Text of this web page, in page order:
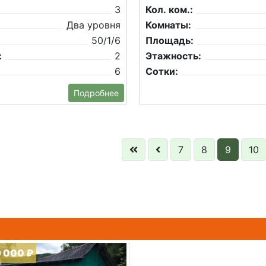
3
Два уровня
50/1/6
2
6
Подробнее
Кол. ком.:
Комнаты:
Площадь:
Этажность:
Сотки:
7 8 9 10
000 ₽